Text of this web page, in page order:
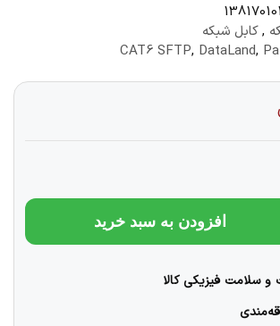
,کابل شبکه
CAT6 SFTP, DataLand,
افزودن به سبد خرید
و سلامت فیزیکی کالا